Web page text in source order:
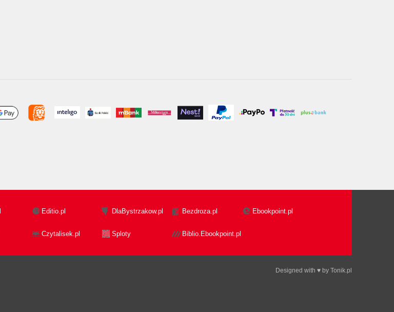
Editio.pl DlaBystrzakow.pl Bezdroza.pl Ebookpoint.pl
Czytalisek.pl Sploty Biblio.Ebookpoint.pl
Designed with ♥ by Tonik.pl